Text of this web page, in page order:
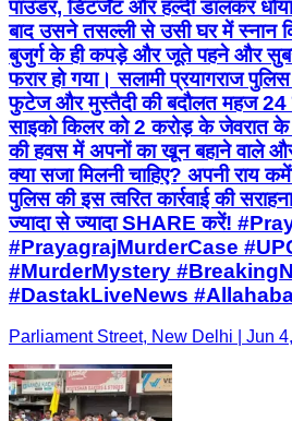
पाउडर, डिटर्जेंट और हल्दी डालकर
बाद उसने तसल्ली से उसी घर में स्नान
बुजुर्ग के ही कपड़े और जूते पहने और
फरार हो गया। सलामी प्रयागराज
फुटेज और मुस्तैदी की बदौलत महज 24
साइको किलर को 2 करोड़ के जेवरात
की हवस में अपनों का खून बहाने वाले
क्या सजा मिलनी चाहिए? अपनी राय
पुलिस की इस त्वरित कार्रवाई की
ज्यादा से ज्यादा SHARE करें!
#PrayagrajMurderCase
#MurderMystery
#DastakLiveNews
Parliament Street, New Delhi | Jun